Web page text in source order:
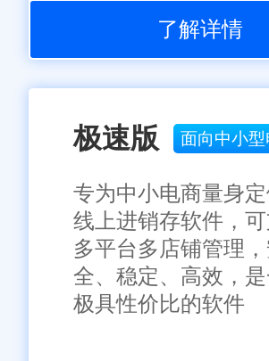
了解详情
极速版 面向中小
专为中小电商量身
线上进销存软件，
多平台多店铺管理
全、稳定、高效，
极具性价比的软件